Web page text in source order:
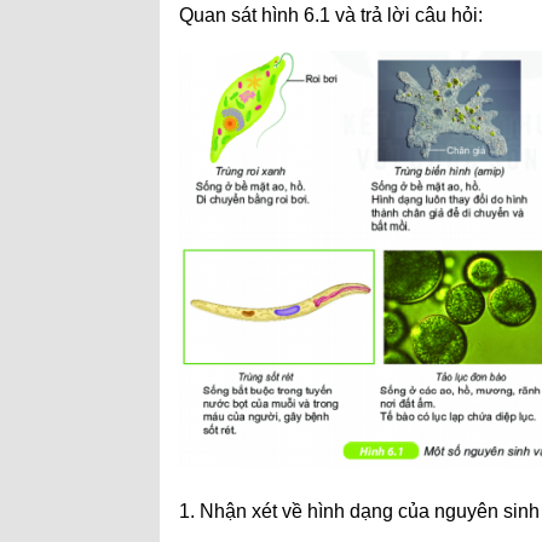
Quan sát hình 6.1 và trả lời câu hỏi:
1. Nhận xét về hình dạng của nguyên sinh